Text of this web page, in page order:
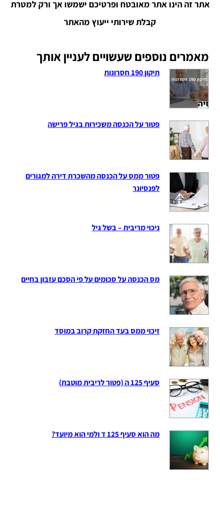
אתר זה הינו אתר מאובטח ופרטיכם ישמשו אך ורק למטרת
קבלת שירותי ייעוץ מהאתר
מאמרים נוספים שעשויים לעניין אותך
תיקון 190 חסרונות
פטור על הכנסה משכירות בגיל פרישה
פטור ממס על הכנסה מהשכרת דירה למגורים
לפנסיונר
ניכוי מריבית – בשל גיל
מס הכנסה על סכומים על פי הסכם עזבון בחיים
זיכוי ממס בעד החזקת קרוב במוסד
סעיף 125 ה (פטור לריבית מוטבת)
מה הוא סעיף 125 ד ולמי הוא מיועד?